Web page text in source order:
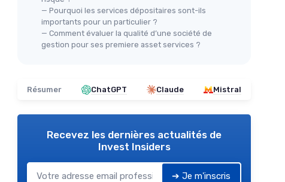
— Pourquoi les services dépositaires sont-ils
importants pour un particulier ?
— Comment évaluer la qualité d’une société de
gestion pour ses premiere asset services ?
Résumer ChatGPT Claude Mistral
Recevez les dernières actualités de
Invest Insiders
➔ Je m'inscris